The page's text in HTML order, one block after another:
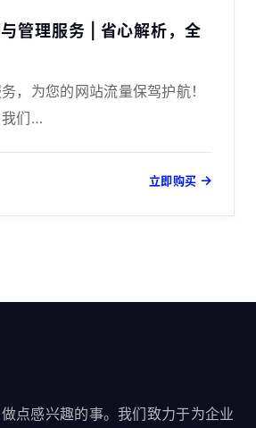
管理服务 | 省心解析，全
，为您的网站流量保驾护航！
我们…
立即购买 →
点感兴趣的事。我们致力于为企业